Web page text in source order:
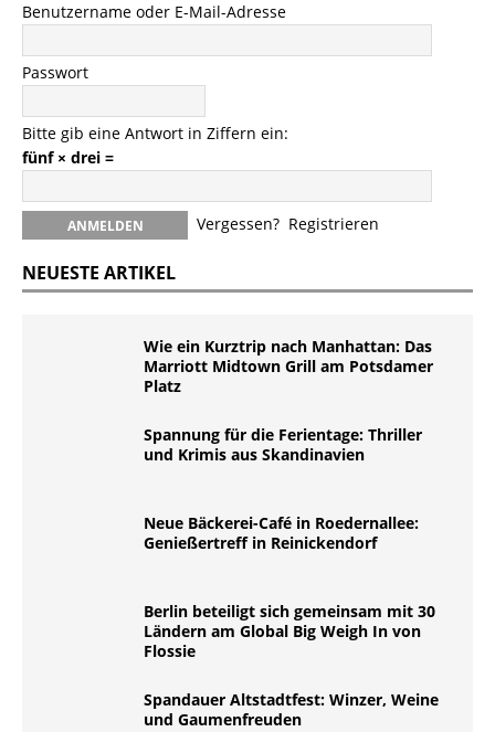
Benutzername oder E-Mail-Adresse
Passwort
Bitte gib eine Antwort in Ziffern ein:
fünf × drei =
Vergessen? Registrieren
NEUESTE ARTIKEL
Wie ein Kurztrip nach Manhattan: Das
Marriott Midtown Grill am Potsdamer
Platz
Spannung für die Ferientage: Thriller
und Krimis aus Skandinavien
Neue Bäckerei-Café in Roedernallee:
Genießertreff in Reinickendorf
Berlin beteiligt sich gemeinsam mit 30
Ländern am Global Big Weigh In von
Flossie
Spandauer Altstadtfest: Winzer, Weine
und Gaumenfreuden